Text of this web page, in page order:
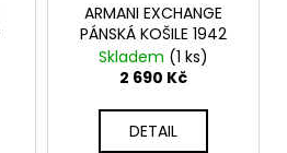
ARMANI EXCHANGE
PÁNSKÁ KOŠILE 1942
Skladem (1 ks)
2 690 Kč
DETAIL